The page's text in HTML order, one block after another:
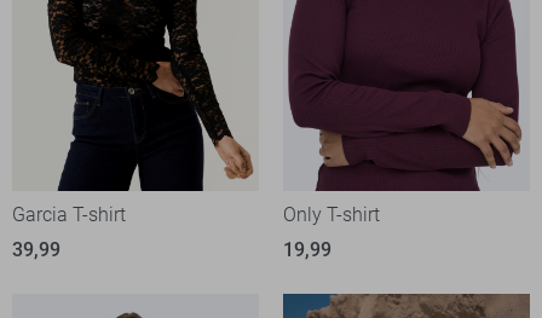
Garcia T-shirt
39,99
Only T-shirt
19,99